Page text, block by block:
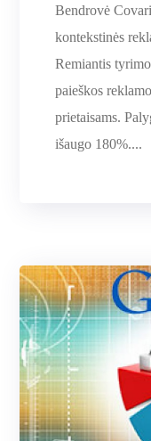
Bendrovė
kontekstinės
Remiantis
paieškos
prietaisams.
išaugo 180%....